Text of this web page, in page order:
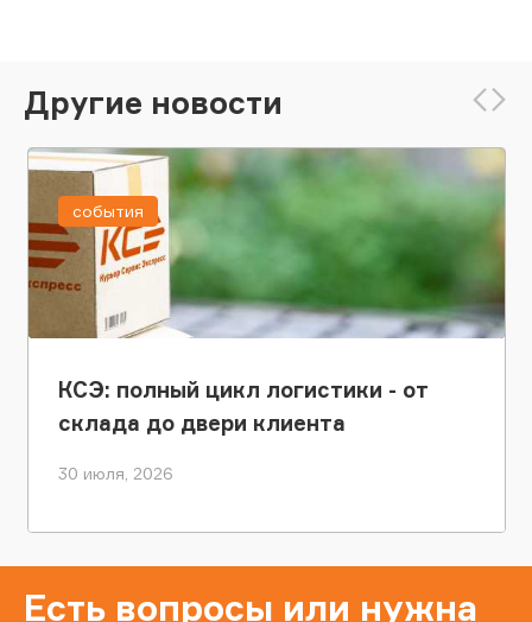
Другие новости
КСЭ: полный цикл логистики - от
склада до двери клиента
30 июля, 2026
события
Есть вопросы или нужна